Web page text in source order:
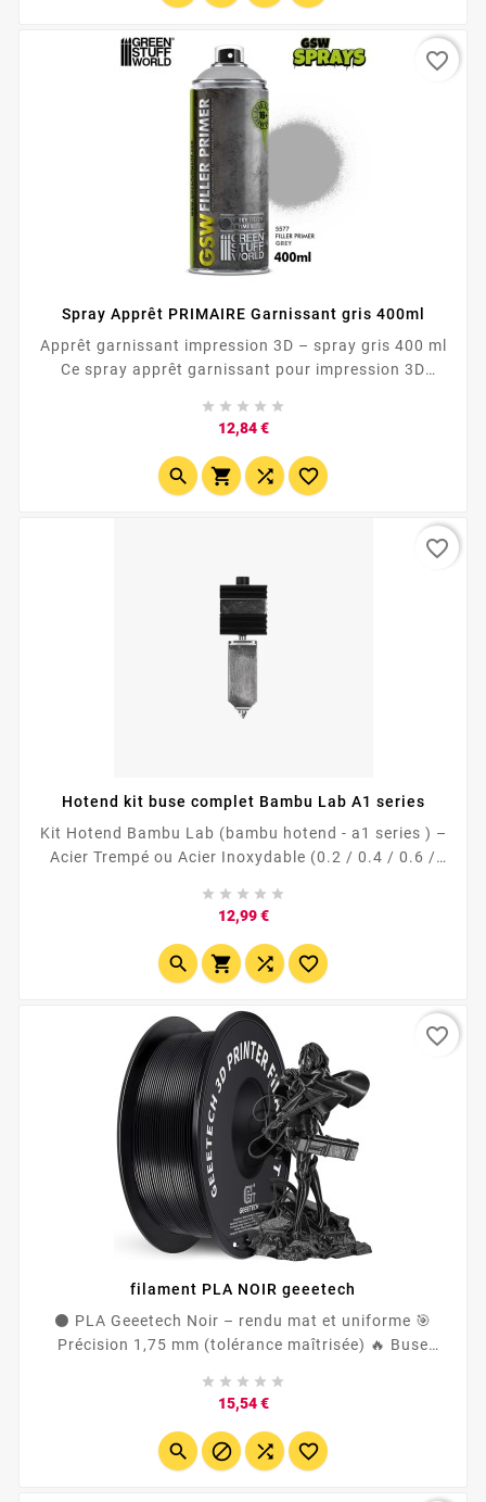
Spray Apprêt PRIMAIRE Garnissant gris 400ml
Apprêt garnissant impression 3D – spray gris 400 ml
Ce spray apprêt garnissant pour impression 3D
lignes de couche, les petites rayures et les défauts de
Améliore l’accroche de la peinture Idéal figurines,
prototypes, cosplay,...
    
12,84 €Prix
   
favorite_border
Hotend kit buse complet Bambu Lab A1 series
Kit Hotend Bambu Lab (bambu hotend - a1 series ) –
Acier Trempé ou Acier Inoxydable (0.2 / 0.4 / 0.6 /
Lab, disponible en plusieurs diamètres et matériaux.
alimentaire ou sans...
    
12,99 €Prix
   
favorite_border
filament PLA NOIR geeetech
⚫ PLA Geeetech Noir – rendu mat et uniforme 🎯
Précision 1,75 mm (tolérance maîtrisée) 🔥 Buse
enroulement propre,...
    
15,54 €Prix
   
favorite_border